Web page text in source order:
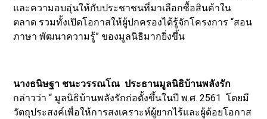
และความอบอุ่นให้กับประชาชนที่มาเลือกซื้อสินค้าใน
ตลาด รวมทั้งเปิดโอกาสให้ผู้ปกครองได้รู้จักโครงการ “สอน
ภาษา พัฒนาความรู้” ของมูลนิธิมากยิ่งขึ้น
นางธนิษฐา ชนะวรรณโณ ประธานมูลนิธิบ้านพลังรัก
กล่าวว่า “ มูลนิธิบ้านพลังรักก่อตั้งขึ้นในปี พ.ศ. 2561 โดยมี
วัตถุประสงค์เพื่อให้การสงเคราะห์ผู้ยากไร้และผู้ด้อยโอกาส